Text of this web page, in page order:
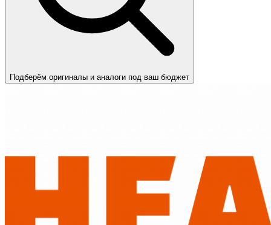
Подберём оригиналы и аналоги под ваш бюджет